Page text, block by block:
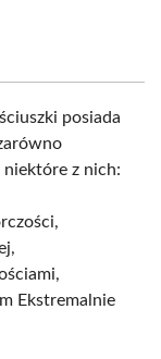
posiada
z nich:
Ekstremalnie